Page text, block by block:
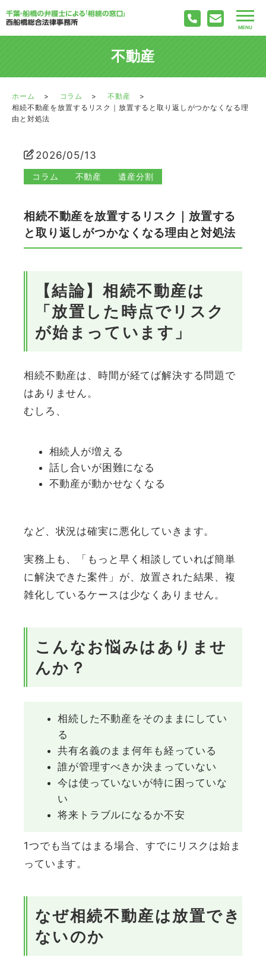
不動産
ホーム コラム
不動産
相続不動産を放置するリスク｜放置すると取り返しがつかなくなる理
由と対処法
2026/05/13
コラム 不動産 遺産分割
相続不動産を放置するリスク｜放置する
と取り返しがつかなくなる理由と対処法
【結論】相続不動産は
「放置した時点でリスク
が始まっています」
相続不動産は、時間が経てば解決する問題で
はありません。
むしろ、
相続人が増える
話し合いが困難になる
不動産が動かせなくなる
など、状況は確実に悪化していきます。
実務上も、「もっと早く相談していれば簡単
に解決できた案件」が、放置された結果、複
雑化しているケースは少なくありません。
こんなお悩みはありませ
んか？
相続した不動産をそのままにしてい
る
共有名義のまま何年も経っている
誰が管理すべきか決まっていない
今は使っていないが特に困っていな
い
将来トラブルになるか不安
1つでも当てはまる場合、すでにリスクは始ま
っています。
なぜ相続不動産は放置でき
ないのか